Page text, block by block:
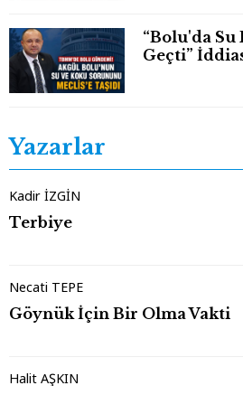
“Bolu'da
Geçti”
Yazarlar
Kadir İZGİN
Terbiye
Necati TEPE
Göynük İçin Bir Olma Vakti
Halit AŞKIN